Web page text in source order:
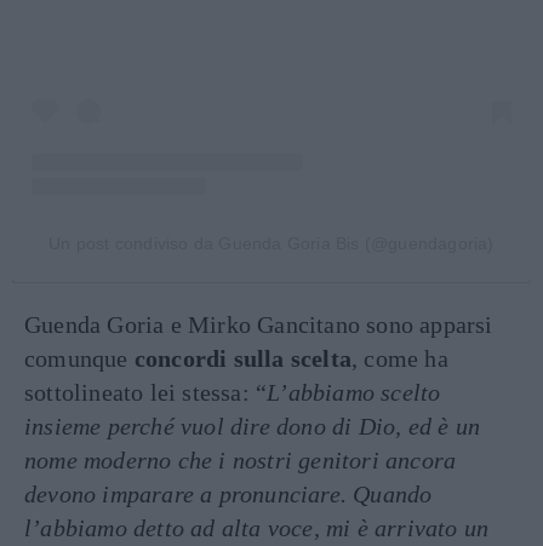
Guenda Goria e Mirko Gancitano sono apparsi
comunque concordi sulla scelta, come ha
sottolineato lei stessa: “L’abbiamo scelto
insieme perché vuol dire dono di Dio, ed è un
nome moderno che i nostri genitori ancora
devono imparare a pronunciare. Quando
l’abbiamo detto ad alta voce, mi è arrivato un